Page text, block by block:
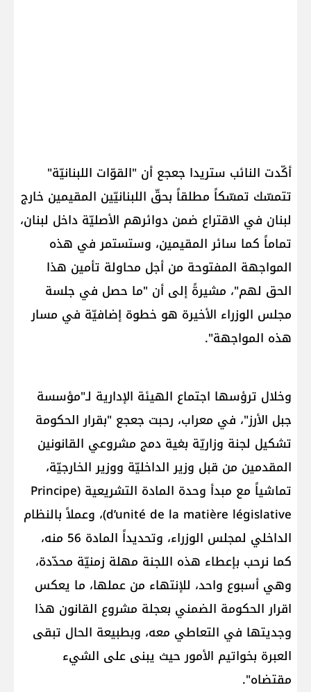
أكّدت النائب ​ستريدا جعجع​ أن "​القوّات اللبنانيّة​"
تتمسّك تمسّكاً مطلقاً بحقّ اللبنانيّين المقيمين خارج
لبنان في الاقتراع ضمن دوائرهم الأصليّة داخل لبنان،
تماماً كما سائر المقيمين، وستستمر في هذه
المواجهة المفتوحة من أجل محاولة تأمين هذا
الحق لهم"، مشيرةً إلى أن "ما حصل في جلسة
مجلس الوزراء الأخيرة هو خطوة إضافيّة في مسار
هذه المواجهة".
وخلال ترؤسها اجتماع الهيئة الإدارية لـ"مؤسسة
جبل الأرز"، في معراب، رحبت جعجع "بقرار الحكومة
تشكيل لجنة وزاريّة بغية دمج مشروعي القانونين
المقدمين من قبل وزير الداخليّة ووزير الخارجيّة،
تماشياً مع مبدأ وحدة المادة التشريعية (Principe
d’unité de la matière législative)، وعملاً بالنظام
الداخلي لمجلس الوزراء، وتحديداً المادة 56 منه،
كما نرحب بإعطاء هذه اللجنة مهلة زمنيّة محدّدة،
وهي أسبوع واحد، للإنتهاء من عملها، ما يعكس
اقرار الحكومة الضمني بعجلة مشروع القانون هذا
وجديتها في التعاطي معه، وبطبيعة الحال تبقى
العبرة بخواتيم الأمور حيث يبنى على الشيء
مقتضاه".